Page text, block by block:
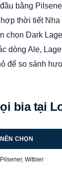
bằng
thời tiết
chọn Dark
dòng Ale,
để so sánh
bia tại
NÊN CHỌN
Pilsener, Witbier